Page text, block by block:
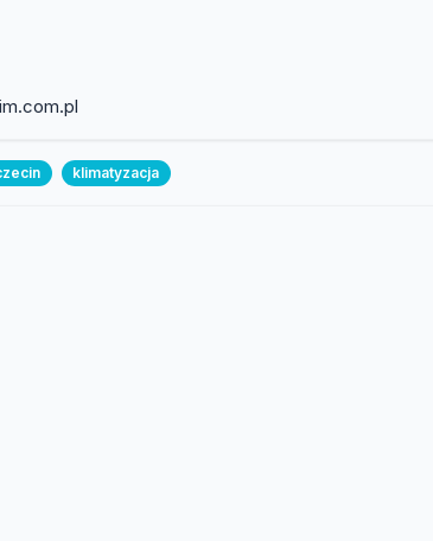
klimatyzacja